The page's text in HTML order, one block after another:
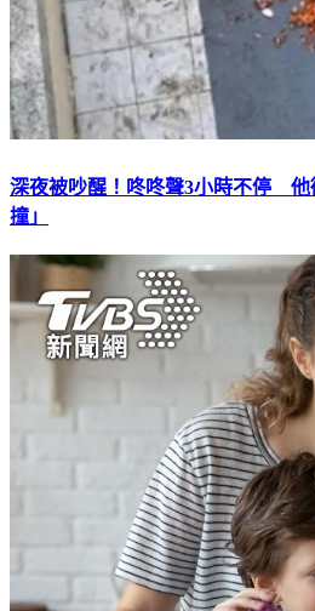
深夜被吵醒！咚咚聲3小時不停 他
撞」